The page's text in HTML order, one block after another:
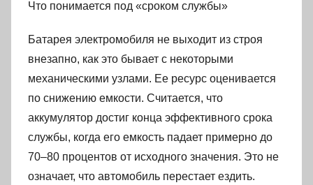
Что понимается под «сроком службы»
Батарея электромобиля не выходит из строя
внезапно, как это бывает с некоторыми
механическими узлами. Ее ресурс оценивается
по снижению емкости. Считается, что
аккумулятор достиг конца эффективного срока
службы, когда его емкость падает примерно до
70–80 процентов от исходного значения. Это не
означает, что автомобиль перестает ездить.